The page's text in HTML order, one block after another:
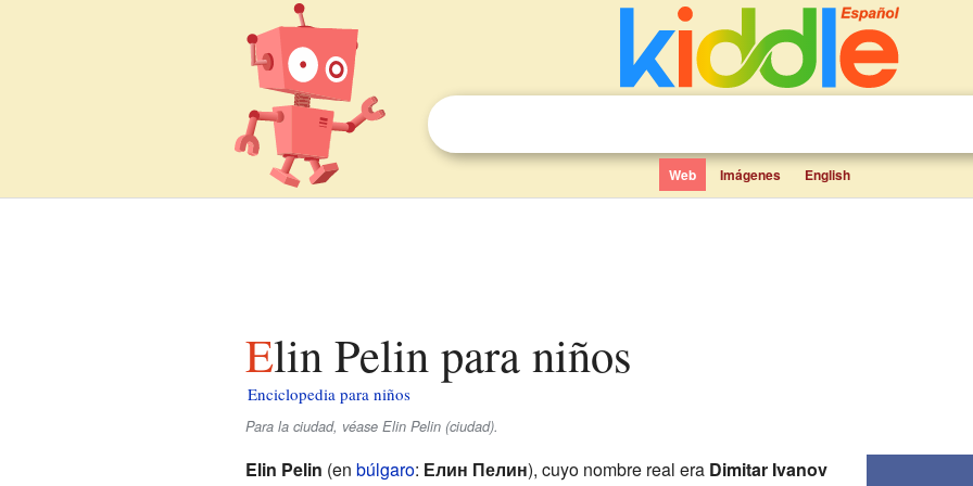
Web Imágenes English
Elin Pelin para niños
Enciclopedia para niños
Para la ciudad, véase Elin Pelin (ciudad).
Elin Pelin (en búlgaro: Елин Пелин), cuyo nombre real era Dimitar Ivanov